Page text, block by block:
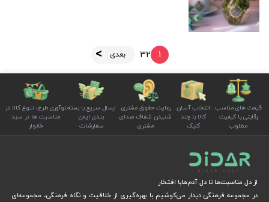
1
2
3 بعدی
قیمت های مناسب
رقابتی با کیفیت
مطلوب
انتخاب آسان
کالا با چند
کلیک
رعایت حقوق مشتری
شنیدن شفاف صدای
مشتری
ارسال سریع با بسته
بندی ایمن
سفارشات
نوآوری طرح، تنوع کالا در
مناسبت ها در سبد
خانوار
از دل مناسبت‌ها تا دل آدم‌هابا افتخار
در مجموعه فرهنگی دیدار می‌کوشیم با بهره‌گیری از خلاقیت و نگاه فرهنگی، مجموعه‌ای